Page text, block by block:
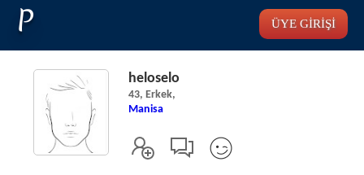
P ÜYE GİRİŞİ
heloselo
43, Erkek,
Manisa